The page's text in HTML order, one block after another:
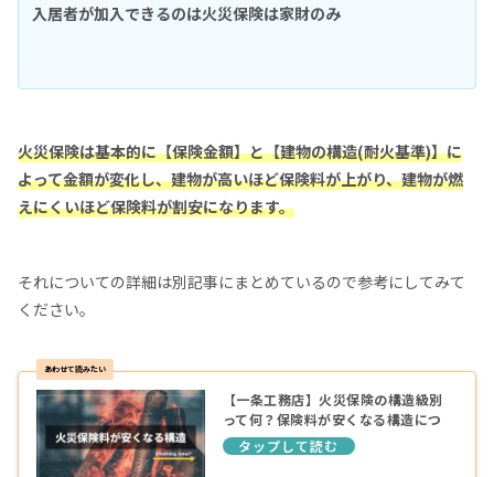
入居者が加入できるのは火災保険は家財のみ
火災保険は基本的に【保険金額】と【建物の構造(耐火基準)】に
よって金額が変化し、建物が高いほど保険料が上がり、建物が燃
えにくいほど保険料が割安になります。
それについての詳細は別記事にまとめているので参考にしてみて
ください。
【一条工務店】火災保険の構造級別
って何？保険料が安くなる構造につ
いて紹介